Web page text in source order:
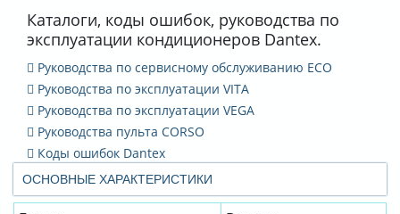
ОСНОВНЫЕ ХАРАКТЕРИСТИКИ
Каталоги, коды ошибок, руководства по
эксплуатации кондиционеров Dantex.
Руководства по сервисному обслуживанию ECO
Руководства по эксплуатации VITA
Руководства по эксплуатации VEGA
Руководства пульта CORSO
Коды ошибок Dantex